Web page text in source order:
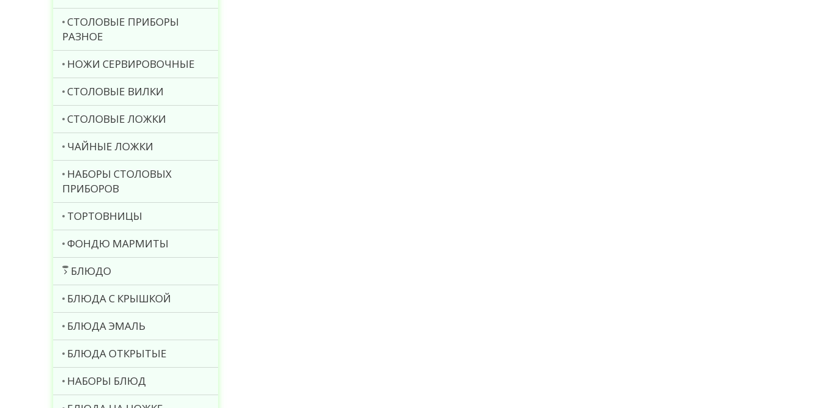
СТОЛОВЫЕ ПРИБОРЫ
РАЗНОЕ
НОЖИ СЕРВИРОВОЧНЫЕ
СТОЛОВЫЕ ВИЛКИ
СТОЛОВЫЕ ЛОЖКИ
ЧАЙНЫЕ ЛОЖКИ
НАБОРЫ СТОЛОВЫХ
ПРИБОРОВ
ТОРТОВНИЦЫ
ФОНДЮ МАРМИТЫ
БЛЮДО
БЛЮДА С КРЫШКОЙ
БЛЮДА ЭМАЛЬ
БЛЮДА ОТКРЫТЫЕ
НАБОРЫ БЛЮД